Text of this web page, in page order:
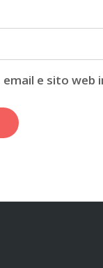
email e sito